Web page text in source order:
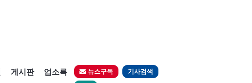
게시판 업소록 뉴스구독 기사검색